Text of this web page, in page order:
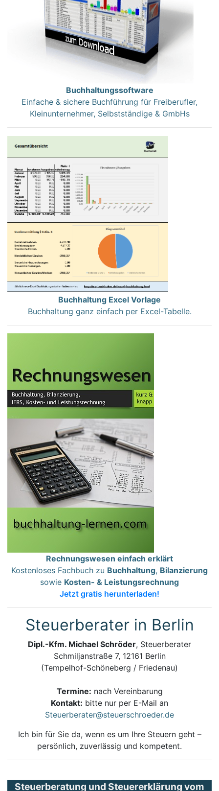
Buchhaltungssoftware
Einfache & sichere Buchführung für Freiberufler,
Kleinunternehmer, Selbstständige & GmbHs
Buchhaltung Excel Vorlage
Buchhaltung ganz einfach per Excel-Tabelle.
Rechnungswesen einfach erklärt
Kostenloses Fachbuch zu Buchhaltung, Bilanzierung
sowie Kosten- & Leistungsrechnung
Jetzt gratis herunterladen!
Steuerberater in Berlin
Dipl.-Kfm. Michael Schröder, Steuerberater
Schmiljanstraße 7, 12161 Berlin
(Tempelhof-Schöneberg / Friedenau)
Termine: nach Vereinbarung
Kontakt: bitte nur per E-Mail an
Steuerberater@steuerschroeder.de
Ich bin für Sie da, wenn es um Ihre Steuern geht –
persönlich, zuverlässig und kompetent.
Steuerberatung und Steuererklärung vom